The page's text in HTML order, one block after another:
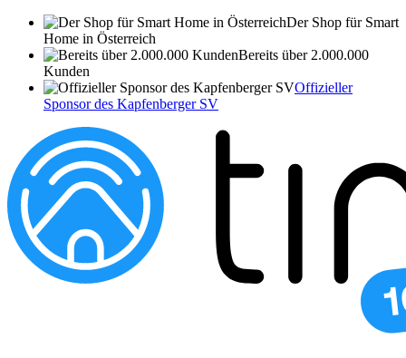
Der Shop für Smart
Home in Österreich
Bereits über 2.000.000
Kunden
Offizieller
Sponsor des Kapfenberger SV